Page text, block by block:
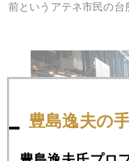
前というアテネ市民の台
豊島逸夫の